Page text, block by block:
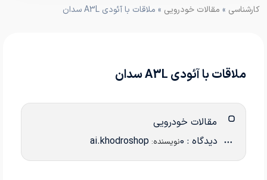
کارشناسی » مقالات خودرویی » ملاقات با آئودی A3L سدان
ملاقات با آئودی A3L سدان
مقالات خودرویی
دیدگاه : 0 نویسنده: ai.khodroshop